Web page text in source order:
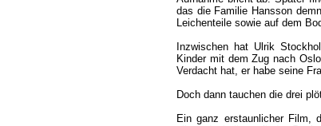
das die Familie Hansson
Leichenteile sowie auf dem
Inzwischen hat Ulrik
Kinder mit dem Zug nach
Verdacht hat, er habe seine
Doch dann tauchen die drei
Ein ganz erstaunlicher Film,